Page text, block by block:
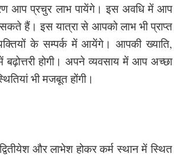
आप प्रचुर लाभ पायेंगे। इस अवधि में आप
हैं। इस यात्रा से आपको लाभ भी प्राप्त
के सम्पर्क में आयेंगे। आपकी ख्याति,
बढ़ोत्तरी होगी। अपने व्यवसाय में आप अच्छा
भी मजबूत होंगी।
और लाभेश होकर कर्म स्थान में स्थित